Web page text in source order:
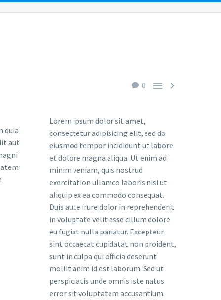
0  
quia
aut
Lorem ipsum dolor sit amet,
consectetur adipisicing elit, sed do
eiusmod tempor incididunt ut labore
et dolore magna aliqua. Ut enim ad
minim veniam, quis nostrud
exercitation ullamco laboris nisi ut
aliquip ex ea commodo consequat.
Duis aute irure dolor in reprehenderit
in voluptate velit esse cillum dolore
eu fugiat nulla pariatur. Excepteur
sint occaecat cupidatat non proident,
sunt in culpa qui officia deserunt
mollit anim id est laborum. Sed ut
perspiciatis unde omnis iste natus
error sit voluptatem accusantium